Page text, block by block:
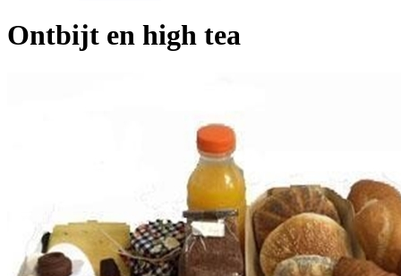
Ontbijt en high tea